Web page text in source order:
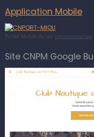
Application Mobile
Portail Mobile du site cnport-miou.org
Site CNPM Google